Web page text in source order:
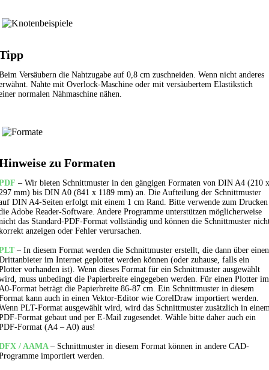
Versäubern die Nahtzugabe auf 0,8 cm zuschneiden. Wenn nicht anderes
Nahte mit Overlock-Maschine oder mit versäubertem Elastikstich
normalen Nähmaschine nähen.
zu Formaten
– Wir bieten Schnittmuster in den gängigen Formaten von DIN A4 (210 x
mm) bis DIN A0 (841 x 1189 mm) an. Die Aufteilung der Schnittmuster
DIN A4-Seiten erfolgt mit einem 1 cm Rand. Bitte verwende zum Drucken
Adobe Reader-Software. Andere Programme unterstützen möglicherweise
das Standard-PDF-Format vollständig und können die Schnittmuster
anzeigen oder Fehler verursachen.
– In diesem Format werden die Schnittmuster erstellt, die dann über einen
im Internet geplottet werden können (oder zuhause, falls ein
vorhanden ist). Wenn dieses Format für ein Schnittmuster ausgewählt
muss unbedingt die Papierbreite eingegeben werden. Für einen Plotter im
Format beträgt die Papierbreite 86-87 cm. Ein Schnittmuster in diesem
kann auch in einen Vektor-Editor wie CorelDraw importiert werden.
PLT-Format ausgewählt wird, wird das Schnittmuster zusätzlich in
Format gebaut und per E-Mail zugesendet. Wähle bitte daher auch ein
Format (A4 – A0) aus!
/ AAMA – Schnittmuster in diesem Format können in andere CAD-
importiert werden.